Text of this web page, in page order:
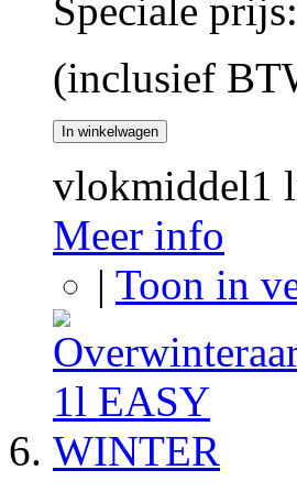
Speciale prijs:
(inclusief
In winkelwagen
vlokmiddel1
Meer info
| Toon in